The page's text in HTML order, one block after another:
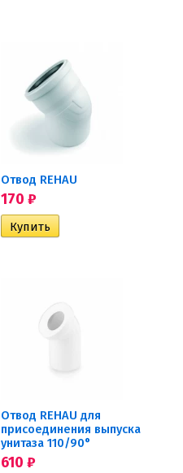
Отвод REHAU
170 ₽
Отвод REHAU для
присоединения выпуска
унитаза 110/90°
610 ₽